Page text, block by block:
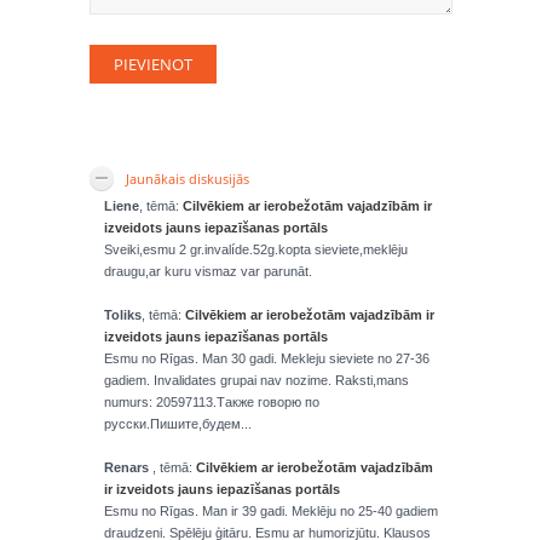
Jaunākais diskusijās
Liene , tēmā: Cilvēkiem ar ierobežotām vajadzībām ir
izveidots jauns iepazīšanas portāls
Sveiki,esmu 2 gr.invalíde.52g.kopta sieviete,meklēju
draugu,ar kuru vismaz var parunāt.
Toliks , tēmā: Cilvēkiem ar ierobežotām vajadzībām ir
izveidots jauns iepazīšanas portāls
Esmu no Rīgas. Man 30 gadi. Mekleju sieviete no 27-36
gadiem. Invalidates grupai nav nozime. Raksti,mans
numurs: 20597113.Также говорю по
русски.Пишите,будем...
Renars , tēmā: Cilvēkiem ar ierobežotām vajadzībām
ir izveidots jauns iepazīšanas portāls
Esmu no Rīgas. Man ir 39 gadi. Meklēju no 25-40 gadiem
draudzeni. Spēlēju ģitāru. Esmu ar humorizjūtu. Klausos